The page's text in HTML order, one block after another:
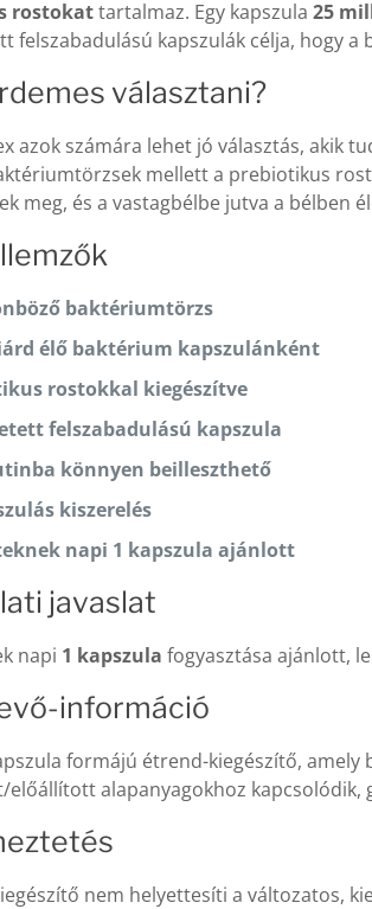
rostokattartalmaz. Egy kapszula 25
felszabadulású kapszulák célja, hogy
választani?
azok számára lehet jó választás, akik
mellett a prebiotikus
meg, és a vastagbélbe jutva a bélben
baktériumtörzs
élő baktérium kapszulánként
rostokkal kiegészítve
felszabadulású kapszula
könnyen beilleszthető
kiszerelés
napi 1 kapszula ajánlott
javaslat
napi 1 kapszula fogyasztása ajánlott,
információ
formájú étrend-kiegészítő,
alapanyagokhoz kapcsolódik,
nem helyettesíti a változatos,